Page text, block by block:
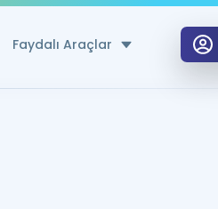
Faydalı Araçlar